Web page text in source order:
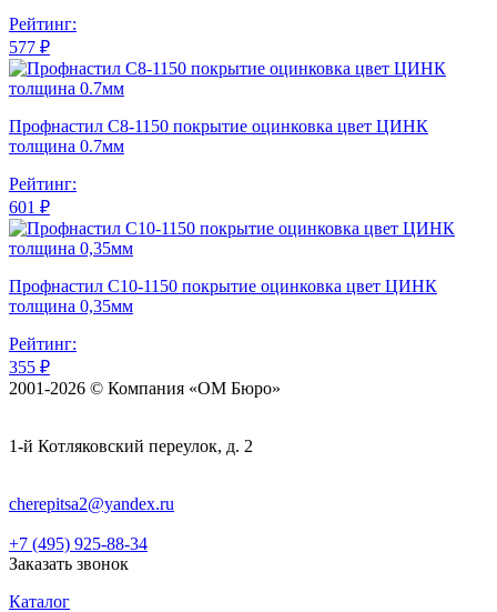
Рейтинг:
577 ₽
Профнастил С8-1150 покрытие оцинковка цвет ЦИНК
толщина 0.7мм
Рейтинг:
601 ₽
Профнастил С10-1150 покрытие оцинковка цвет ЦИНК
толщина 0,35мм
Рейтинг:
355 ₽
2001-2026 © Компания «ОМ Бюро»
1-й Котляковский переулок, д. 2
cherepitsa2@yandex.ru
+7 (495) 925-88-34
Заказать звонок
Каталог